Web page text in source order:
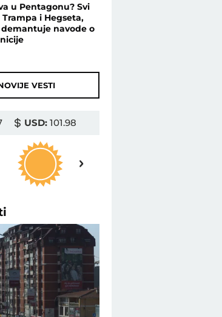
u Pentagonu? Svi
i Hegseta,
navode o
VESTI
USD: 101.98